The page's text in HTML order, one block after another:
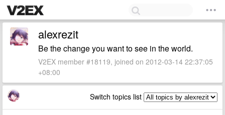
alexrezit
Be the change you want to see in the world.
V2EX member #18119, joined on 2012-03-14 22:37:05
+08:00
Switch topics list